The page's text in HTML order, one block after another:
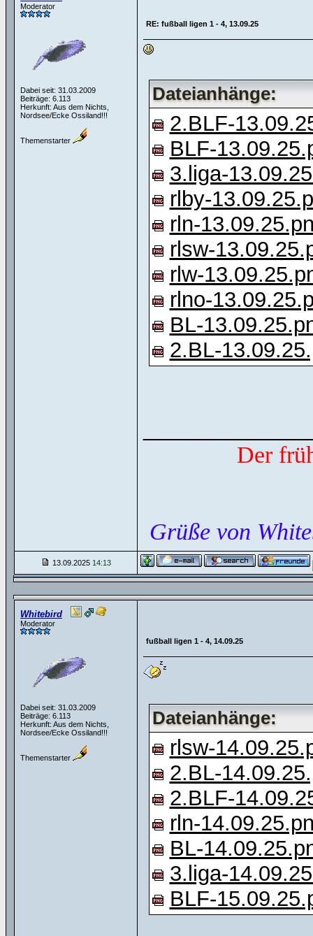
Moderator
Dabei seit: 31.03.2009
Beiträge: 6.113
Herkunft: Aus dem Nichts,
Nordsee/Ecke Ossiland!!!
Themenstarter
RE: fußball ligen 1 - 4, 13.09.25
Dateianhänge:
2.BLF-
BLF-
3.liga-
rlby-
rln-
rlsw-
rlw-
rlno-
BL-
2.BL-
Der
Grüße von
13.09.2025 14:13
Whitebird
Moderator
Dabei seit: 31.03.2009
Beiträge: 6.113
Herkunft: Aus dem Nichts,
Nordsee/Ecke Ossiland!!!
Themenstarter
fußball ligen 1 - 4, 14.09.25
Dateianhänge:
rlsw-
2.BL-
2.BLF-
rln-
BL-
3.liga-
BLF-